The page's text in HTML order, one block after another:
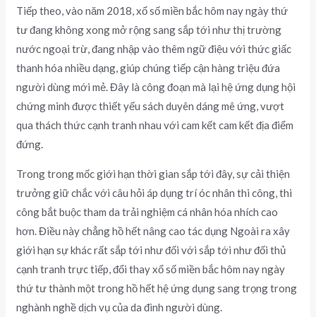
Tiếp theo, vào năm 2018, xổ số miền bắc hôm nay ngày thứ
tư đang không xong mở rộng sang sắp tới như thị trường
nước ngoại trừ, đang nhập vào thêm ngữ điệu với thức giấc
thanh hóa nhiều dạng, giúp chúng tiếp cận hàng triệu đứa
người dùng mới mẻ. Đây là công đoạn mà lại hệ ứng dụng hội
chứng minh được thiết yếu sách duyên dáng mê ứng, vượt
qua thách thức cạnh tranh nhau với cam kết cam kết địa điểm
đứng.
Trong trong mốc giới hạn thời gian sắp tới đây, sự cải thiện
trưởng giữ chắc với câu hỏi áp dụng trí óc nhân thi công, thi
công bắt buộc tham da trải nghiệm cá nhân hóa nhích cao
hơn. Điều này chẳng hồ hết nâng cao tác dụng Ngoài ra xây
giới hạn sự khác rất sắp tới như đối với sắp tới như đối thủ
cạnh tranh trực tiếp, đổi thay xổ số miền bắc hôm nay ngày
thứ tư thành một trong hồ hết hệ ứng dụng sang trọng trong
nghành nghề dịch vụ của da đình người dùng.